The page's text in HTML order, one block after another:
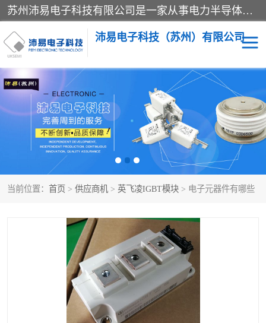
苏州沛易电子科技有限公司是一家从事电力半导体器件和电子元器件的专业代理及分销商，产品包括：IGBT模块、IPM模块、PIM模块、二极管、三极管、可控硅、整流桥、IGBT单管、IGBT电路驱动板、GTR达林顿模块、快恢复二极管、肖特基二极管、熔断器、IC集成电路、快速熔断器等。
沛易电子科技（苏州）有限公司
当前位置： 首页 > 供应商机 > 英飞凌IGBT模块 > 电子元器件有哪些
西门康 英飞凌
快恢复二极管 英飞凌IGBT模块
英飞凌可控硅模块 IXYS艾赛斯可控硅
SEMIKRON西门康IGBT SEMIKRON西门康可控硅
模块
SEMIKRON西门康二极管 BUSSMANN巴斯曼熔断
器
MOS管场效应管 晶闸管